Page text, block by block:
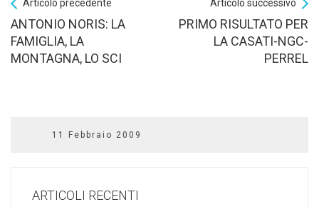
Articolo precedente
ANTONIO NORIS: LA
FAMIGLIA, LA
MONTAGNA, LO SCI
Articolo successivo
PRIMO RISULTATO PER
LA CASATI-NGC-
PERREL
11 Febbraio 2009
ARTICOLI RECENTI